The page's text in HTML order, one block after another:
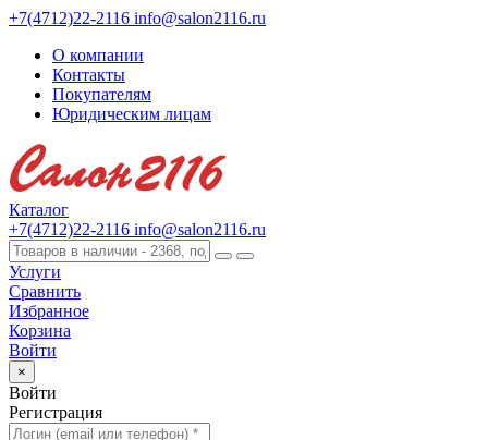
+7(4712)22-2116 info@salon2116.ru
О компании
Контакты
Покупателям
Юридическим лицам
Каталог
+7(4712)22-2116 info@salon2116.ru
Услуги
Сравнить
Избранное
Корзина
Войти
×
Войти
Регистрация